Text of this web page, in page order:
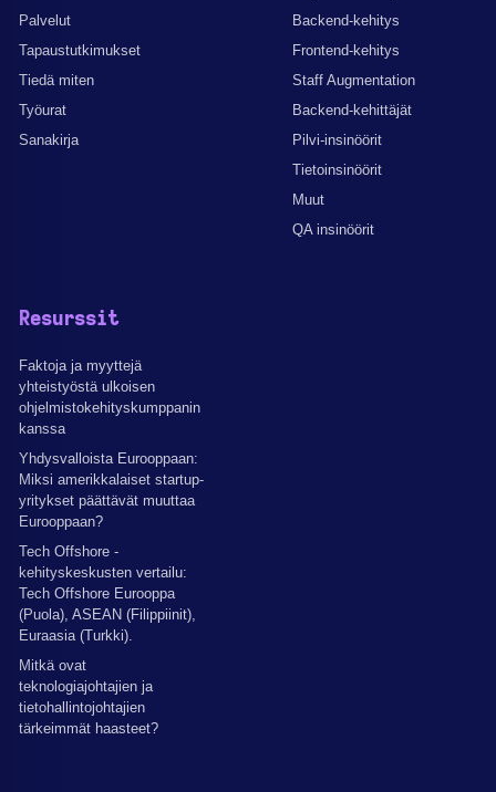
Palvelut
Tapaustutkimukset
Tiedä miten
Työurat
Sanakirja
Backend-kehitys
Frontend-kehitys
Staff Augmentation
Backend-kehittäjät
Pilvi-insinöörit
Tietoinsinöörit
Muut
QA insinöörit
Resurssit
Faktoja ja myyttejä
yhteistyöstä ulkoisen
ohjelmistokehityskumppanin
kanssa
Yhdysvalloista Eurooppaan:
Miksi amerikkalaiset startup-
yritykset päättävät muuttaa
Eurooppaan?
Tech Offshore -
kehityskeskusten vertailu:
Tech Offshore Eurooppa
(Puola), ASEAN (Filippiinit),
Euraasia (Turkki).
Mitkä ovat
teknologiajohtajien ja
tietohallintojohtajien
tärkeimmät haasteet?